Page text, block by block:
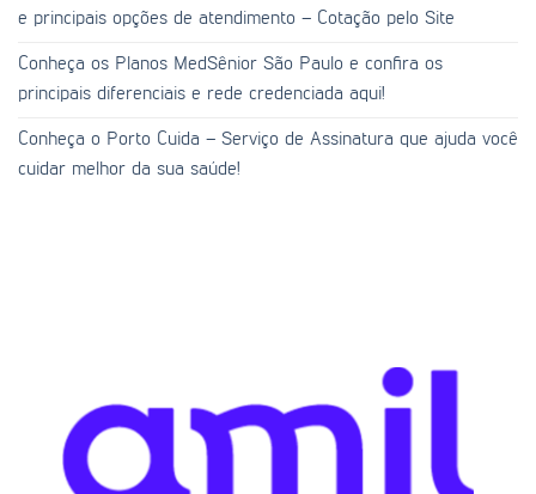
e principais opções de atendimento – Cotação pelo Site
Conheça os Planos MedSênior São Paulo e confira os
principais diferenciais e rede credenciada aqui!
Conheça o Porto Cuida – Serviço de Assinatura que ajuda você
cuidar melhor da sua saúde!